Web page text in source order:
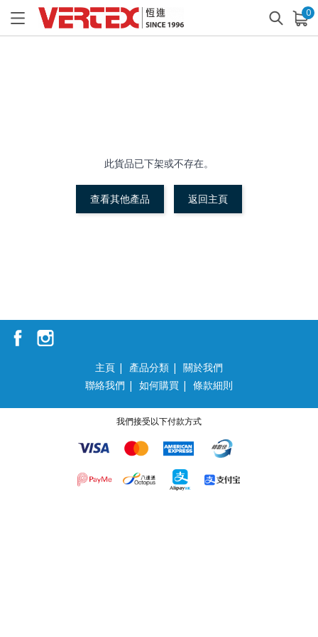
0
已加入購物車 查看
此貨品已下架或不存在。
查看其他產品 返回主頁
主頁 | 產品分類 | 關於我們
聯絡我們 | 如何購買 | 條款細則
我們接受以下付款方式